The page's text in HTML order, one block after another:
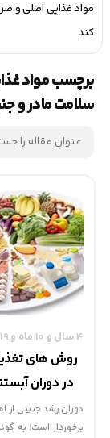
مواد غذایی اصلی و
کند
برچسب مواد
سلامت مادر و
4 سال و 10 ماه و 19 روز قبل
روش های
در دوران
دوم |
دوران رشد جنينی از
برخوردار است؛ به